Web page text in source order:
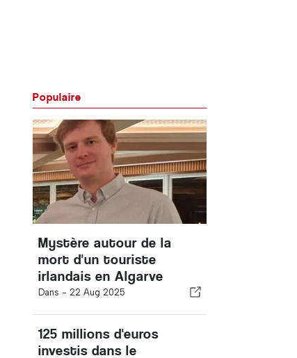
Populaire
Mystère autour de la
mort d'un touriste
irlandais en Algarve
Dans - 22 Aug 2025
125 millions d'euros
investis dans le